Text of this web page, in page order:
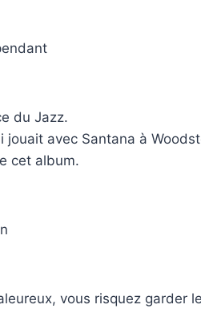
du Jazz.
avec Santana à
cet album.
vous risquez garder